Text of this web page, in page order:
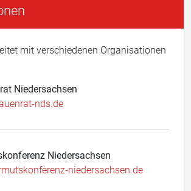
mit verschiedenen Organisationen
Niedersachsen
nds.de
Niedersachsen
niedersachsen.de